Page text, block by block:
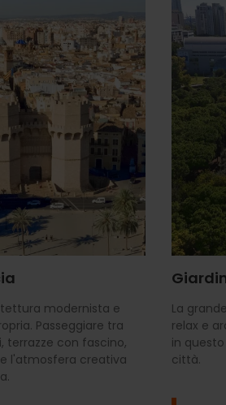
modernista e
Passeggiare tra
terrazze con fascino,
l'atmosfera creativa
La
relax e
in
città.